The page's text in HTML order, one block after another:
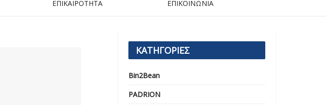
ΕΠΙΚΑΙΡΟΤΗΤΑ ΕΠΙΚΟΙΝΩΝΙΑ
ΚΑΤΗΓΟΡΙΕΣ
Bin2Bean
PADRION